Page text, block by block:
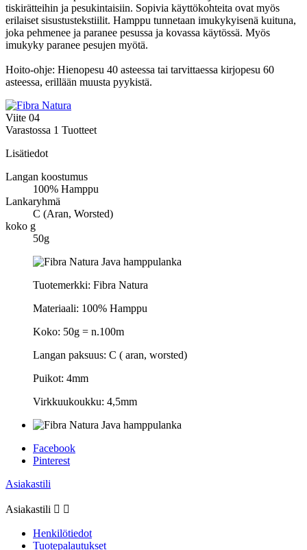
tiskirätteihin ja pesukintaisiin. Sopivia käyttökohteita ovat myös
erilaiset sisustustekstiilit. Hamppu tunnetaan imukykyisenä kuituna,
joka pehmenee ja paranee pesussa ja kovassa käytössä. Myös
imukyky paranee pesujen myötä.
Hoito-ohje: Hienopesu 40 asteessa tai tarvittaessa kirjopesu 60
asteessa, erillään muusta pyykistä.
Viite 04
Varastossa 1 Tuotteet
Lisätiedot
Langan koostumus
100% Hamppu
Lankaryhmä
C (Aran, Worsted)
koko g
50g
Tuotemerkki: Fibra Natura
Materiaali: 100% Hamppu
Koko: 50g = n.100m
Langan paksuus: C ( aran, worsted)
Puikot: 4mm
Virkkuukoukku: 4,5mm
Facebook
Pinterest
Asiakastili
Asiakastili  
Henkilötiedot
Tuotepalautukset